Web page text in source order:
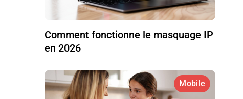
Comment fonctionne le masquage IP
en 2026
Mobile